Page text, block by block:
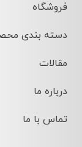
فروشگاه
دسته بندی
مقالات
درباره ما
تماس با ما